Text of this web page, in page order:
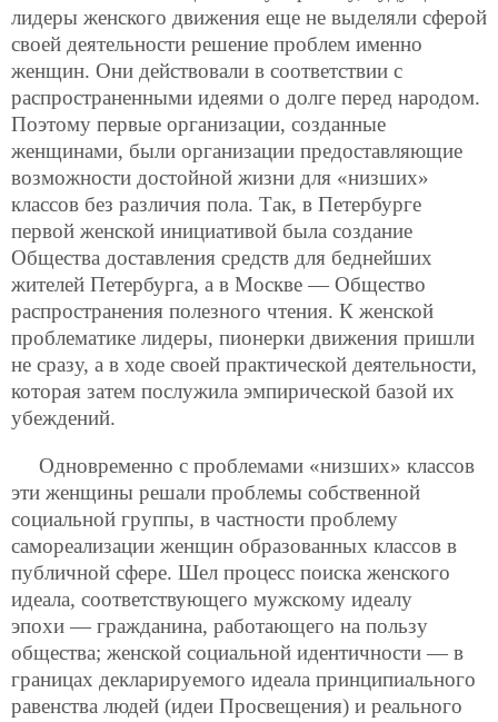
лидеры женского движения еще не выделяли сферой
своей деятельности решение проблем именно
женщин. Они действовали в соответствии с
распространенными идеями о долге перед народом.
Поэтому первые организации, созданные
женщинами, были организации предоставляющие
возможности достойной жизни для «низших»
классов без различия пола. Так, в Петербурге
первой женской инициативой была создание
Общества доставления средств для беднейших
жителей Петербурга, а в Москве — Общество
распространения полезного чтения. К женской
проблематике лидеры, пионерки движения пришли
не сразу, а в ходе своей практической деятельности,
которая затем послужила эмпирической базой их
убеждений.
Одновременно с проблемами «низших» классов
эти женщины решали проблемы собственной
социальной группы, в частности проблему
самореализации женщин образованных классов в
публичной сфере. Шел процесс поиска женского
идеала, соответствующего мужскому идеалу
эпохи — гражданина, работающего на пользу
общества; женской социальной идентичности — в
границах декларируемого идеала принципиального
равенства людей (идеи Просвещения) и реального